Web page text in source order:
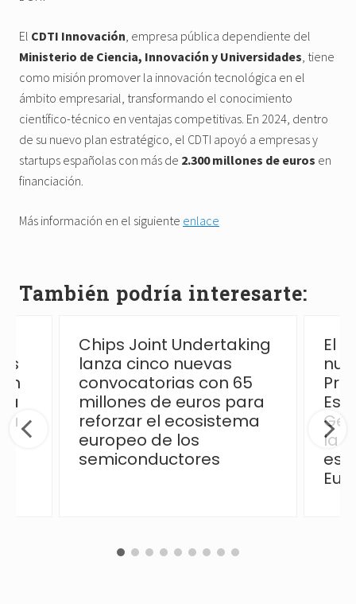
El CDTI Innovación , empresa pública dependiente del
Ministerio de Ciencia, Innovación y Universidades , tiene
como misión promover la innovación tecnológica en el
ámbito empresarial, transformando el conocimiento
científico-técnico en ventajas competitivas. En 2024, dentro
de su nuevo plan estratégico, el CDTI apoyó a empresas y
startups españolas con más de 2.300 millones de euros en
financiación.
Más información en el siguiente enlace
También podría interesarte:
Chips Joint Undertaking
lanza cinco nuevas
convocatorias con 65
millones de euros para
reforzar el ecosistema
europeo de los
semiconductores
El
la